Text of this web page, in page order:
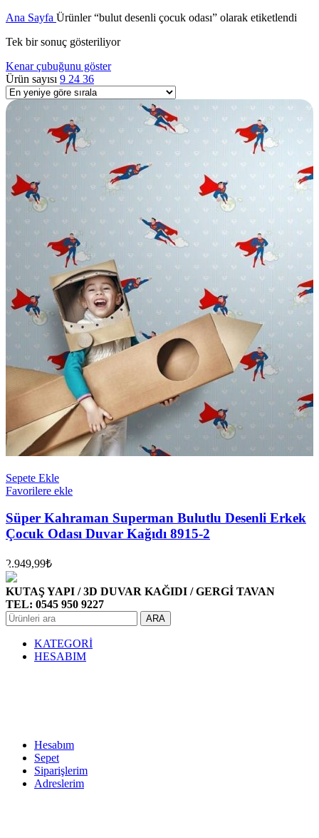
Ana Sayfa Ürünler “bulut desenli çocuk odası” olarak etiketlendi
Tek bir sonuç gösteriliyor
Kenar çubuğunu göster
Ürün sayısı 9 24 36
Sepete Ekle
Favorilere ekle
Süper Kahraman Superman Bulutlu Desenli Erkek
Çocuk Odası Duvar Kağıdı 8915-2
2.949,99₺
KUTAŞ YAPI / 3D DUVAR KAĞIDI / GERGİ TAVAN
TEL: 0545 950 9227
ARA
KATEGORİ
HESABIM
Hesabım
Sepet
Siparişlerim
Adreslerim